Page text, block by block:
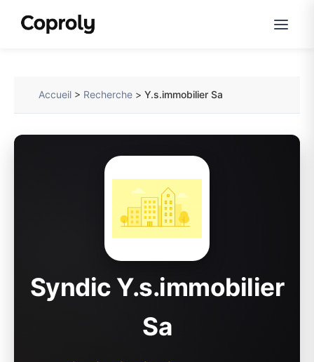
Accueil > Recherche >Y.s.immobilier Sa
Syndic Y.s.immobilier
Sa